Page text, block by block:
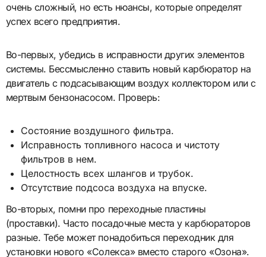
очень сложный, но есть нюансы, которые определят
успех всего предприятия.
Во-первых, убедись в исправности других элементов
системы. Бессмысленно ставить новый карбюратор на
двигатель с подсасывающим воздух коллектором или с
мертвым бензонасосом. Проверь:
Состояние воздушного фильтра.
Исправность топливного насоса и чистоту
фильтров в нем.
Целостность всех шлангов и трубок.
Отсутствие подсоса воздуха на впуске.
Во-вторых, помни про переходные пластины
(проставки). Часто посадочные места у карбюраторов
разные. Тебе может понадобиться переходник для
установки нового «Солекса» вместо старого «Озона».